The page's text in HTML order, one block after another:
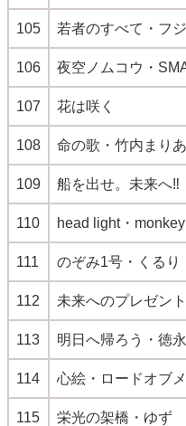
105 若者のすべて・フ
106 夜空ノムコウ・
107 花は咲く
108 命の歌・竹内まりあ
109 船を出せ。未来へ‼
110 head light・
111 のぞみ1号・くるり
112 未来へのプレゼン
113 明日へ帰ろう・徳
114 心絵・ロードオブ
115 栄光の架橋・ゆず